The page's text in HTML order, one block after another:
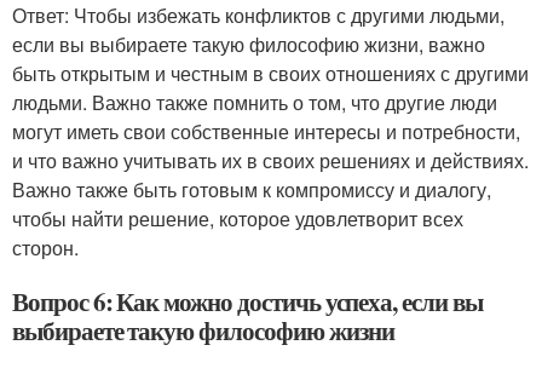
Ответ: Чтобы избежать конфликтов с другими людьми,
если вы выбираете такую философию жизни, важно
быть открытым и честным в своих отношениях с другими
людьми. Важно также помнить о том, что другие люди
могут иметь свои собственные интересы и потребности,
и что важно учитывать их в своих решениях и действиях.
Важно также быть готовым к компромиссу и диалогу,
чтобы найти решение, которое удовлетворит всех
сторон.
Вопрос 6: Как можно достичь успеха, если вы
выбираете такую философию жизни